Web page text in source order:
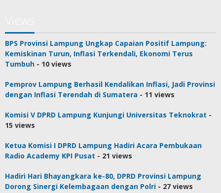
BPS Provinsi Lampung Ungkap Capaian Positif Lampung:
Kemiskinan Turun, Inflasi Terkendali, Ekonomi Terus
Tumbuh - 10 views
Pemprov Lampung Berhasil Kendalikan Inflasi, Jadi Provinsi
dengan Inflasi Terendah di Sumatera - 11 views
Komisi V DPRD Lampung Kunjungi Universitas Teknokrat -
15 views
Ketua Komisi I DPRD Lampung Hadiri Acara Pembukaan
Radio Academy KPI Pusat - 21 views
Hadiri Hari Bhayangkara ke-80, DPRD Provinsi Lampung
Dorong Sinergi Kelembagaan dengan Polri - 27 views